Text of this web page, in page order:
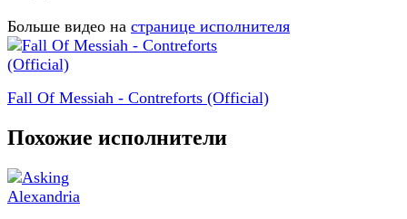
Больше видео на странице исполнителя
Fall Of Messiah - Contreforts (Official)
Похожие исполнители